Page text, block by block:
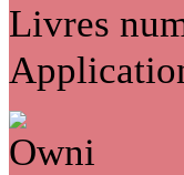
Livres